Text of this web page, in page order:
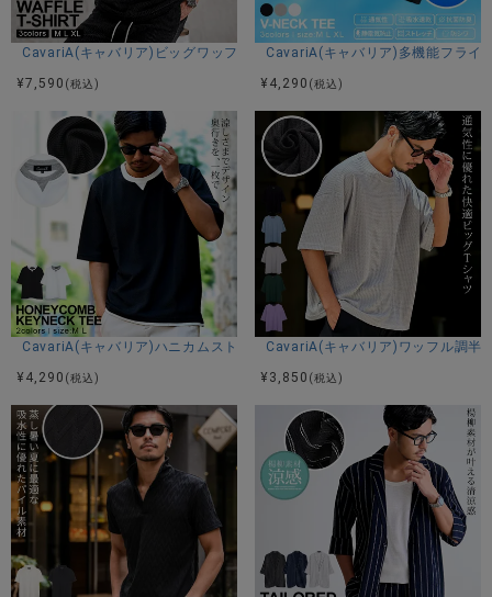
CavariA(キャバリア)ビッグワッフル半袖Tシャツ/全3色
¥7,590 (税込)
CavariA(キャバリア)多機能フライ
¥ 4,290 (税込)
CavariA(キャバリア)ハニカムストレッチレイヤード風キーネック半袖Tシ
¥ 4,290 (税込)
CavariA(キャバリア)ワッフル調半
¥ 3,850 (税込)